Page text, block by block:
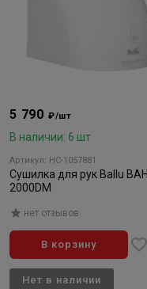
5 790 ₽/шт
В наличии: 6 шт
Артикул: НС-1057881
Сушилка для рук Ballu
2000DM
нет отзывов
В корзину
Нет в наличии